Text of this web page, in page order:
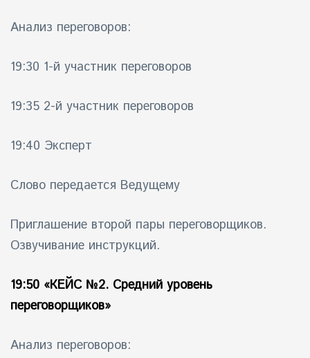
Анализ переговоров:
19:30 1-й участник переговоров
19:35 2-й участник переговоров
19:40 Эксперт
Слово передается Ведущему
Приглашение второй пары переговорщиков.
Озвучивание инструкций.
19:50 «КЕЙС №2. Средний уровень
переговорщиков»
Анализ переговоров: